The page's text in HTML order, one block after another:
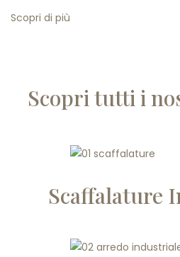
Scopri di più
Scopri tutti i
Scaffalature